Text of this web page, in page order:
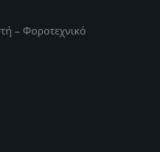
– Φοροτεχνικό